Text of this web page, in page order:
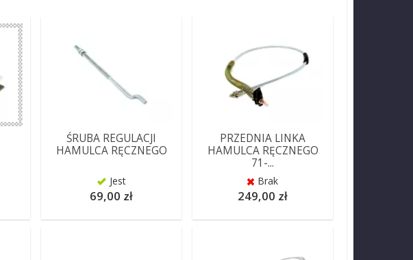
ŚRUBA REGULACJI
HAMULCA RĘCZNEGO
Jest
69,00 zł
PRZEDNIA LINKA
HAMULCA RĘCZNEGO
71-...
Brak
249,00 zł